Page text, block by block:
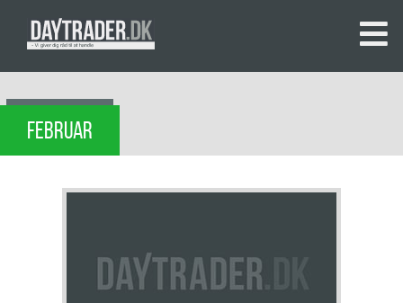
FEBRUAR